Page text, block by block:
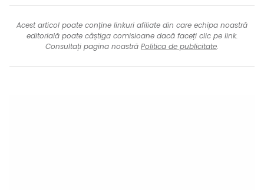
Acest articol poate conține linkuri afiliate din care echipa noastră
editorială poate câștiga comisioane dacă faceți clic pe link.
Consultați pagina noastră Politica de publicitate.